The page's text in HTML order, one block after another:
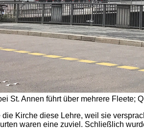
St. Annen führt über mehrere Fleete;
die Kirche diese Lehre, weil sie
waren eine zuviel. Schließlich